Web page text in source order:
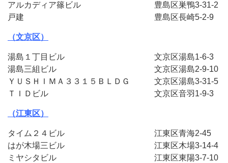
アルカディア篠ビル　　　　　　　　　豊島
戸建　　　　　　　　　　　　　　　　豊島
（文京区）
湯島１丁目ビル　　　　　　　　　　　文京区湯
湯島三組ビル　　　　　　　　　　　　文京区湯
ＹＵＳＨＩＭＡ３３１５ＢＬＤＧ　　　文京区湯
ＴＩＤビル　　　　　　　　　　　　　文京区
（江東区）
タイム２４ビル　　　　　　　　　　　江東
はが木場三ビル　　　　　　　　　　　江東区
ミヤシタビル　　　　　　　　　　　　江東区